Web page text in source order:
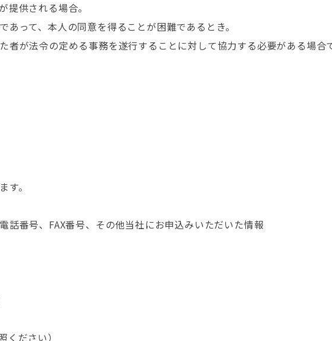
提供される場合。
って、本人の同意を得ることが困難であるとき。
者が法令の定める事務を遂行することに対して協力する必要がある場
。
話番号、FAX番号、その他当社にお申込みいただいた情報
ください）